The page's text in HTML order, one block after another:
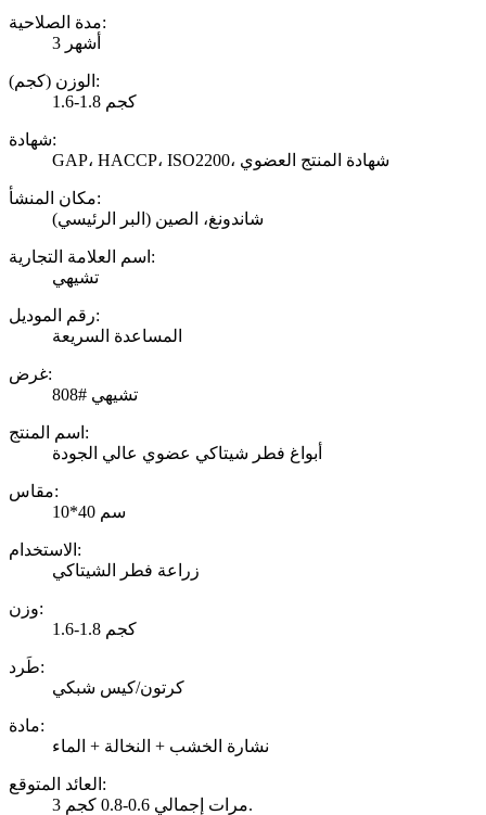
مدة الصلاحية:
3 أشهر
الوزن (كجم):
1.6-1.8 كجم
شهادة:
GAP، HACCP، ISO2200، شهادة المنتج العضوي
مكان المنشأ:
شاندونغ، الصين (البر الرئيسي)
اسم العلامة التجارية:
تشيهي
رقم الموديل:
المساعدة السريعة
غرض:
تشيهي #808
اسم المنتج:
أبواغ فطر شيتاكي عضوي عالي الجودة
مقاس:
10*40 سم
الاستخدام:
زراعة فطر الشيتاكي
وزن:
1.6-1.8 كجم
طَرد:
كرتون/كيس شبكي
مادة:
نشارة الخشب + النخالة + الماء
العائد المتوقع:
3 مرات إجمالي 0.6-0.8 كجم.